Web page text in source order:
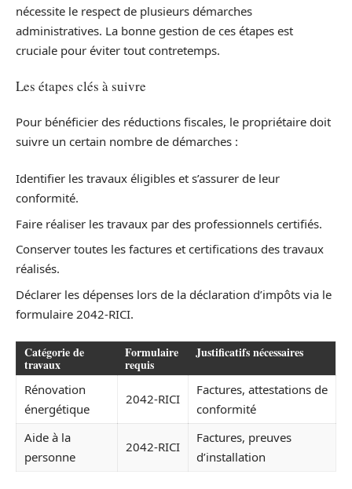
nécessite le respect de plusieurs démarches
administratives. La bonne gestion de ces étapes est
cruciale pour éviter tout contretemps.
Les étapes clés à suivre
Pour bénéficier des réductions fiscales, le propriétaire doit
suivre un certain nombre de démarches :
Identifier les travaux éligibles et s’assurer de leur
conformité.
Faire réaliser les travaux par des professionnels certifiés.
Conserver toutes les factures et certifications des travaux
réalisés.
Déclarer les dépenses lors de la déclaration d’impôts via le
formulaire 2042-RICI.
Catégorie de
travaux
Formulaire
requis
Justificatifs nécessaires
Rénovation
énergétique
2042-RICI
Factures, attestations de
conformité
Aide à la
personne
2042-RICI
Factures, preuves
d’installation